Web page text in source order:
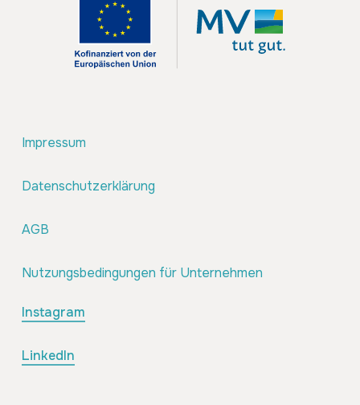
Impressum
Datenschutzerklärung
AGB
Nutzungsbedingungen für Unternehmen
Instagram
LinkedIn